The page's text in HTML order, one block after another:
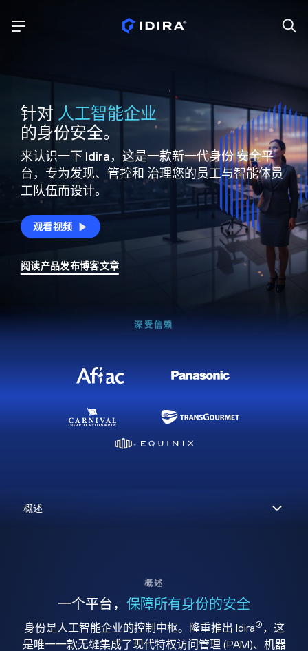
针对 人工智能企业
的身份安全。
来认识一下 Idira，这是一款新一代身份安全平
台，专为发现、管控和 治理您的员工与智能体员
工队伍而设计。
观看视频
阅读产品发布博客文章
深受信赖
概述
一个平台， 保障所有身份的安全
身份是人工智能企业的控制中枢。隆重推出 Idira® ，这
是唯一一款无缝集成了现代特权访问管理 (PAM)、机器